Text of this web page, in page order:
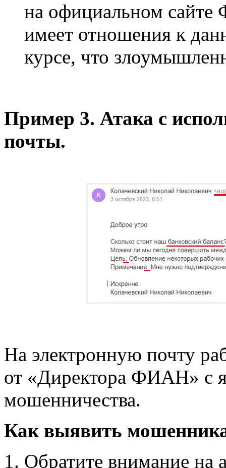
на официальном
имеет отношения к
курсе, что
Пример 3. Атака с
почты.
На электронную почту
от «Директора ФИАН» с
мошенничества.
Как выявить
Обратите внимание на